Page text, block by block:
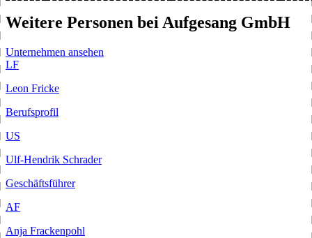
Weitere Personen bei Aufgesang GmbH
Unternehmen ansehen
LF
Leon Fricke
Berufsprofil
US
Ulf-Hendrik Schrader
Geschäftsführer
AF
Anja Frackenpohl